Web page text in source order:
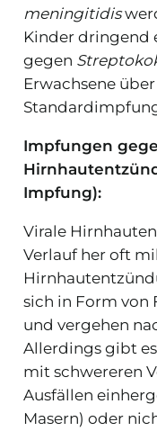
meningitidis
Kinder dringend
gegen
Erwachsene
Impfungen
Impfung):
Virale
Verlauf her oft
sich in Form von
und vergehen
Allerdings gibt
mit schwereren
Ausfällen
Masern) oder